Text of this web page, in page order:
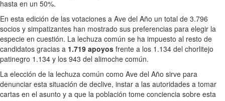
hasta en un 50%.
En esta edición de las votaciones a Ave del Año un total de 3.796
socios y simpatizantes han mostrado sus preferencias para elegir la
especie en cuestión. La lechuza común se ha impuesto al resto de
candidatos gracias a 1.719 apoyos frente a los 1.134 del chorlitejo
patinegro 1.134 y los 943 del alimoche común.
La elección de la lechuza común como Ave del Año sirve para
denunciar esta situación de declive, instar a las autoridades a tomar
cartas en el asunto y a que la población tome conciencia sobre esta